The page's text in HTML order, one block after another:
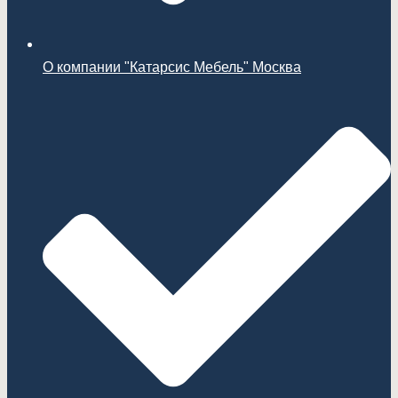
О компании "Катарсис Мебель" Москва